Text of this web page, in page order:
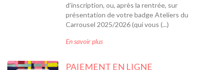
d’inscription, ou, après la rentrée, sur
présentation de votre badge Ateliers du
Carrousel 2025/2026 (qui vous (...)
En savoir plus
PAIEMENT EN LIGNE